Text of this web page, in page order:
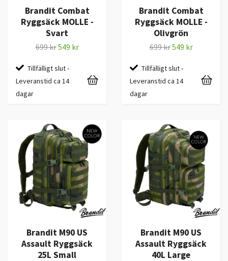
Brandit Combat
Ryggsäck MOLLE -
Svart
699 kr549 kr
Tillfälligt slut -
Leveranstid ca 14
dagar
Brandit Combat
Ryggsäck MOLLE -
Olivgrön
699 kr549 kr
Tillfälligt slut -
Leveranstid ca 14
dagar
Brandit M90 US
Assault Ryggsäck
25L Small
Brandit M90 US
Assault Ryggsäck
40L Large